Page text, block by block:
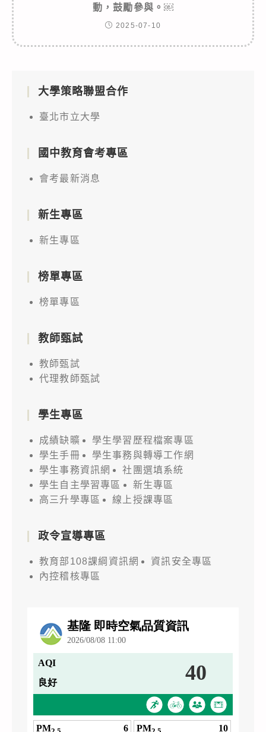
動，鼓勵參與。￼
2025-07-10
大學策略聯盟合作
臺北市立大學
國中教育會考專區
會考最新消息
新生專區
新生專區
榜單專區
榜單專區
教師甄試
教師甄試
代理教師甄試
學生專區
成績缺曠
學生學習歷程檔案專區
學生手冊
學生事務與轉導工作網
學生事務資訊網
社團選填系統
學生自主學習專區
新生專區
高三升學專區
線上授課專區
政令宣導專區
教育部108課綱資訊網
資訊安全專區
內控稽核專區